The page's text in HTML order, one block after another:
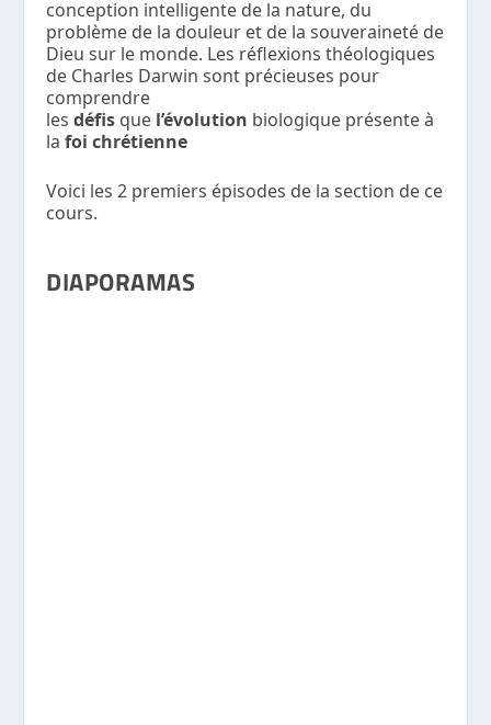
conception intelligente de la nature, du
problème de la douleur et de la souveraineté de
Dieu sur le monde. Les réflexions théologiques
de Charles Darwin sont précieuses pour
comprendre
lesdéfis que l’évolution biologique présente à
lafoi chrétienne
Voici les 2 premiers épisodes de la section de ce
cours.
DIAPORAMAS